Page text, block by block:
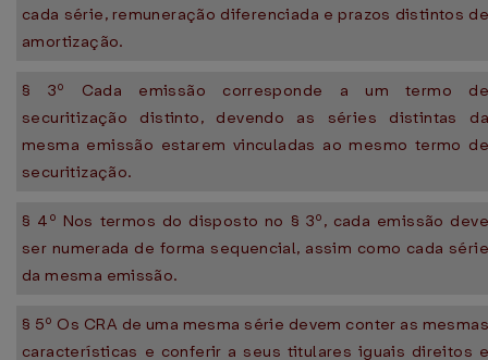
cada série, remuneração diferenciada e prazos distintos de
amortização.
§ 3º Cada emissão corresponde a um termo de
securitização distinto, devendo as séries distintas da
mesma emissão estarem vinculadas ao mesmo termo de
securitização.
§ 4º Nos termos do disposto no § 3º, cada emissão deve
ser numerada de forma sequencial, assim como cada série
da mesma emissão.
§ 5º Os CRA de uma mesma série devem conter as mesmas
características e conferir a seus titulares iguais direitos e